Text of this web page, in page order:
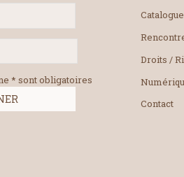
* sont obligatoires
Catalogue
Droits /
Contact